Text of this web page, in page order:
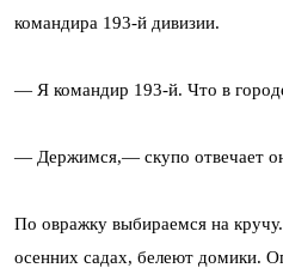
командира 193-й дивизии.
— Я командир 193-й. Что в
— Держимся,— скупо отвечает
По овражку выбираемся на
осенних садах, белеют домики.